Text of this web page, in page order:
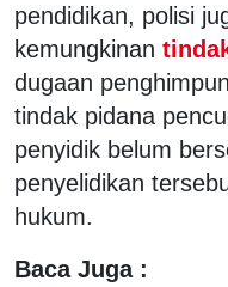
pendidikan, polisi
kemungkinan
dugaan
tindak pidana
penyidik belum
penyelidikan
hukum.
Baca Juga :